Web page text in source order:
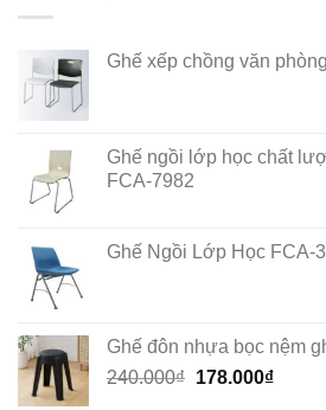
Ghế xếp chồng văn
Ghế ngồi lớp học chất
FCA-7982
Ghế Ngồi Lớp Học FCA-
Ghế đôn nhựa bọc nệm
240.000₫ Original
178.000₫Current